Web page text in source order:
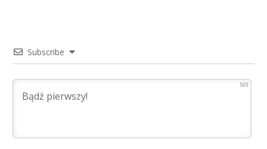
Subscribe
500